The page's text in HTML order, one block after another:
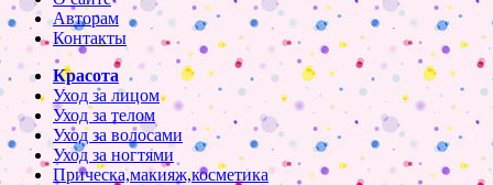
Авторам
Контакты
Красота
Уход за лицом
Уход за телом
Уход за волосами
Уход за ногтями
Прическа,макияж,косметика